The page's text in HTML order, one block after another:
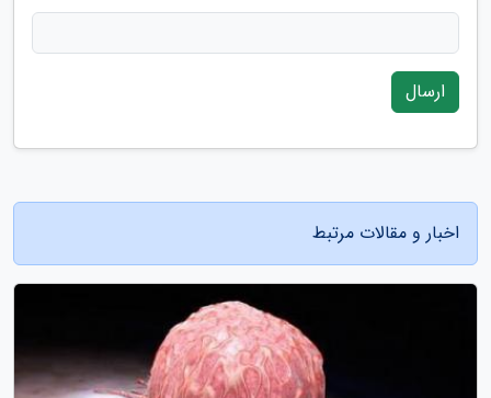
ارسال
اخبار و مقالات مرتبط